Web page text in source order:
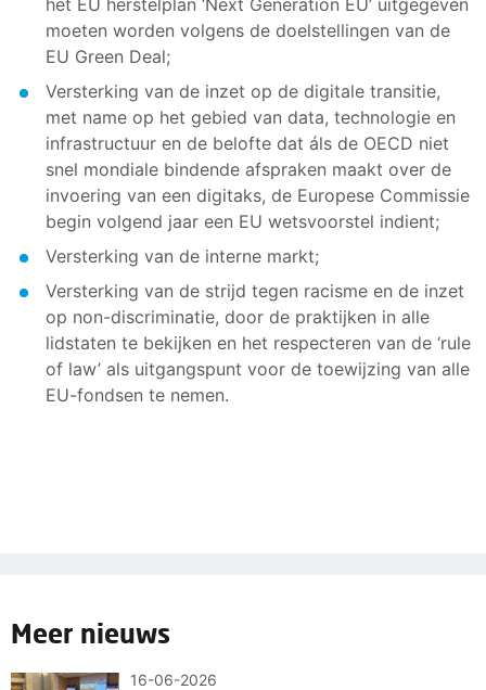
moeten worden volgens de doelstellingen van de
EU Green Deal;
Versterking van de inzet op de digitale transitie,
met name op het gebied van data, technologie en
infrastructuur en de belofte dat áls de OECD niet
snel mondiale bindende afspraken maakt over de
invoering van een digitaks, de Europese Commissie
begin volgend jaar een EU wetsvoorstel indient;
Versterking van de interne markt;
Versterking van de strijd tegen racisme en de inzet
op non-discriminatie, door de praktijken in alle
lidstaten te bekijken en het respecteren van de ‘rule
of law’ als uitgangspunt voor de toewijzing van alle
EU-fondsen te nemen.
Meer nieuws
16-06-2026